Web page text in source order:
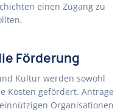
einen Zugang zu
Förderung
Kultur werden sowohl
Kosten gefördert. Antrage
Organisationen